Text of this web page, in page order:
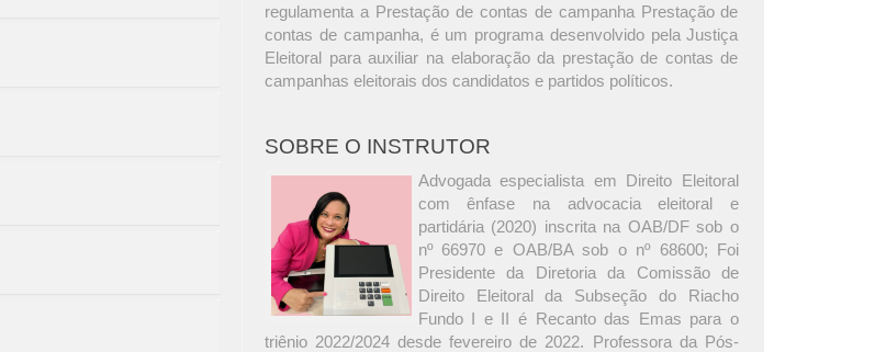
regulamenta a Prestação de contas de campanha Prestação de
contas de campanha, é um programa desenvolvido pela Justiça
Eleitoral para auxiliar na elaboração da prestação de contas de
campanhas eleitorais dos candidatos e partidos políticos.
SOBRE O INSTRUTOR
Advogada especialista em Direito Eleitoral
com ênfase na advocacia eleitoral e
partidária (2020) inscrita na OAB/DF sob o
nº 66970 e OAB/BA sob o nº 68600; Foi
Presidente da Diretoria da Comissão de
Direito Eleitoral da Subseção do Riacho
Fundo I e II é Recanto das Emas para o
triênio 2022/2024 desde fevereiro de 2022. Professora da Pós-